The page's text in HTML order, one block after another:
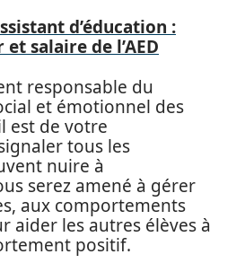
d’éducation :
salaire de l’AED
responsable du
et émotionnel des
est de votre
tous les
nuire à
serez amené à gérer
aux comportements
aider les autres élèves à
positif.